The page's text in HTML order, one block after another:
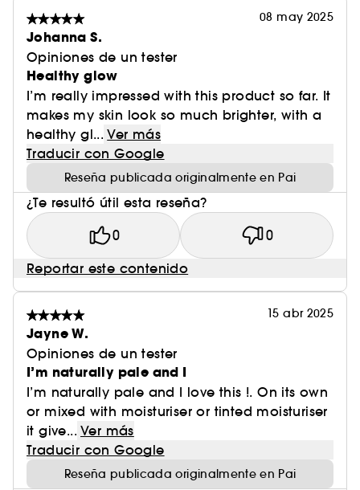
08 may 2025
Johanna S.
Opiniones de un tester
Healthy glow
I’m really impressed with this product so far. It
makes my skin look so much brighter, with a
healthy gl... Ver más
Traducir con Google
Reseña publicada originalmente en Pai
¿Te resultó útil esta reseña?
0 0
Reportar este contenido
15 abr 2025
Jayne W.
Opiniones de un tester
I’m naturally pale and I
I’m naturally pale and I love this !. On its own
or mixed with moisturiser or tinted moisturiser
it give... Ver más
Traducir con Google
Reseña publicada originalmente en Pai